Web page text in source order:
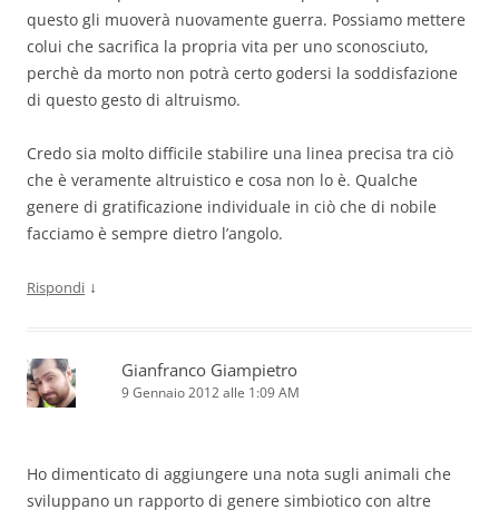
questo gli muoverà nuovamente guerra. Possiamo mettere
colui che sacrifica la propria vita per uno sconosciuto,
perchè da morto non potrà certo godersi la soddisfazione
di questo gesto di altruismo.
Credo sia molto difficile stabilire una linea precisa tra ciò
che è veramente altruistico e cosa non lo è. Qualche
genere di gratificazione individuale in ciò che di nobile
facciamo è sempre dietro l’angolo.
Rispondi ↓
Gianfranco Giampietro
9 Gennaio 2012 alle 1:09 AM
Ho dimenticato di aggiungere una nota sugli animali che
sviluppano un rapporto di genere simbiotico con altre